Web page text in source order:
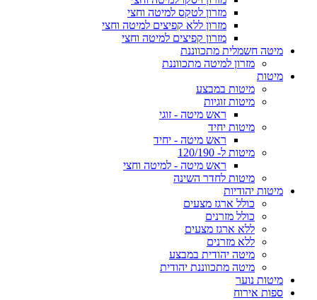
מזרון לטקס למיטה וחצי
מזרון ללא קפיצים למיטה וחצי
מזרון קפיצים למיטה וחצי
מיטה חשמלית מתכווננת
מזרון למיטה מתכווננת
מיטות
מיטות במבצע
מיטות זוגיות
ראש מיטה - זוגי
מיטות יחיד
ראש מיטה - יחיד
מיטות ל- 120/190
ראש מיטה - למיטה וחצי
מיטות לחדר השינה
מיטות יהודיות
כולל ארגז מצעים
כולל מזרנים
ללא ארגז מצעים
ללא מזרנים
מיטה יהודית במבצע
מיטה מתכווננת יהודית
מיטות נוער
ספות אירוח